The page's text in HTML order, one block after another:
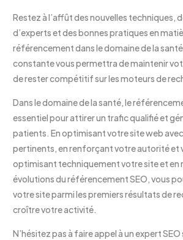
Restez à l’affût des nouvelles techniques,
d’experts et des bonnes pratiques en
référencement dans le domaine de la
constante vous permettra de maintenir
de rester compétitif sur les moteurs de
Dans le domaine de la santé, le
essentiel pour attirer un trafic qualifié et
patients. En optimisant votre site web
pertinents, en renforçant votre autorité et
optimisant techniquement votre site et en
évolutions du référencement SEO, vous
votre site parmi les premiers résultats de
croître votre activité.
N’hésitez pas à faire appel à un expert